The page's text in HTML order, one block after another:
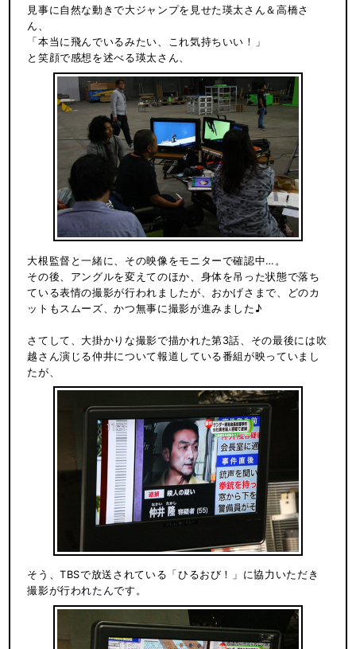
見事に自然な動きで大ジャンプを見せた瑛太さん＆高橋さ
ん、
「本当に飛んでいるみたい、これ気持ちいい！」
と笑顔で感想を述べる瑛太さん、
大根監督と一緒に、その映像をモニターで確認中…。
その後、アングルを変えてのほか、身体を吊った状態で落ち
ている表情の撮影が行われましたが、おかげさまで、どのカ
ットもスムーズ、かつ無事に撮影が進みました♪
さてして、大掛かりな撮影で描かれた第3話、その最後には吹
越さん演じる仲井について報道している番組が映っていまし
たが、
そう、TBSで放送されている「ひるおび！」に協力いただき
撮影が行われたんです。